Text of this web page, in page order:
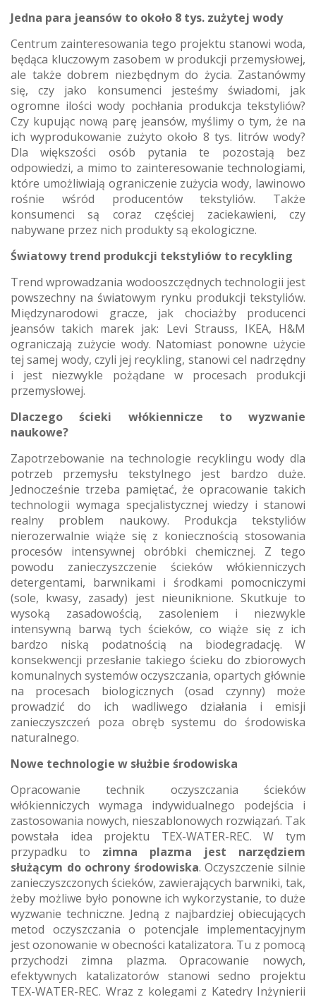
Jedna para jeansów to około 8 tys. zużytej wody
Centrum zainteresowania tego projektu stanowi woda,
będąca kluczowym zasobem w produkcji przemysłowej,
ale także dobrem niezbędnym do życia. Zastanówmy
się, czy jako konsumenci jesteśmy świadomi, jak
ogromne ilości wody pochłania produkcja tekstyliów?
Czy kupując nową parę jeansów, myślimy o tym, że na
ich wyprodukowanie zużyto około 8 tys. litrów wody?
Dla większości osób pytania te pozostają bez
odpowiedzi, a mimo to zainteresowanie technologiami,
które umożliwiają ograniczenie zużycia wody, lawinowo
rośnie wśród producentów tekstyliów. Także
konsumenci są coraz częściej zaciekawieni, czy
nabywane przez nich produkty są ekologiczne.
Światowy trend produkcji tekstyliów to recykling
Trend wprowadzania wodooszczędnych technologii jest
powszechny na światowym rynku produkcji tekstyliów.
Międzynarodowi gracze, jak chociażby producenci
jeansów takich marek jak: Levi Strauss, IKEA, H&M
ograniczają zużycie wody. Natomiast ponowne użycie
tej samej wody, czyli jej recykling, stanowi cel nadrzędny
i jest niezwykle pożądane w procesach produkcji
przemysłowej.
Dlaczego ścieki włókiennicze to wyzwanie
naukowe?
Zapotrzebowanie na technologie recyklingu wody dla
potrzeb przemysłu tekstylnego jest bardzo duże.
Jednocześnie trzeba pamiętać, że opracowanie takich
technologii wymaga specjalistycznej wiedzy i stanowi
realny problem naukowy. Produkcja tekstyliów
nierozerwalnie wiąże się z koniecznością stosowania
procesów intensywnej obróbki chemicznej. Z tego
powodu zanieczyszczenie ścieków włókienniczych
detergentami, barwnikami i środkami pomocniczymi
(sole, kwasy, zasady) jest nieuniknione. Skutkuje to
wysoką zasadowością, zasoleniem i niezwykle
intensywną barwą tych ścieków, co wiąże się z ich
bardzo niską podatnością na biodegradację. W
konsekwencji przesłanie takiego ścieku do zbiorowych
komunalnych systemów oczyszczania, opartych głównie
na procesach biologicznych (osad czynny) może
prowadzić do ich wadliwego działania i emisji
zanieczyszczeń poza obręb systemu do środowiska
naturalnego.
Nowe technologie w służbie środowiska
Opracowanie technik oczyszczania ścieków
włókienniczych wymaga indywidualnego podejścia i
zastosowania nowych, nieszablonowych rozwiązań. Tak
powstała idea projektu TEX-WATER-REC. W tym
przypadku to zimna plazma jest narzędziem
służącym do ochrony środowiska. Oczyszczenie silnie
zanieczyszczonych ścieków, zawierających barwniki, tak,
żeby możliwe było ponowne ich wykorzystanie, to duże
wyzwanie techniczne. Jedną z najbardziej obiecujących
metod oczyszczania o potencjale implementacyjnym
jest ozonowanie w obecności katalizatora. Tu z pomocą
przychodzi zimna plazma. Opracowanie nowych,
efektywnych katalizatorów stanowi sedno projektu
TEX-WATER-REC. Wraz z kolegami z Katedry Inżynierii